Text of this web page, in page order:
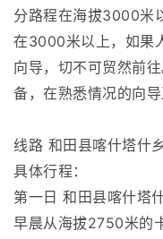
分路程在海拔3000米
在3000米以上，如果
向导，切不可贸然前
备，在熟悉情况的向
线路 和田县喀什塔什
具体行程：
第一日 和田县喀什塔
早晨从海拔2750米的